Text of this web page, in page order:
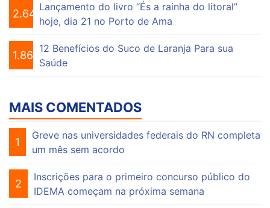
2.646
Lançamento do livro “És a rainha do litoral”
hoje, dia 21 no Porto de Ama
1.863
12 Benefícios do Suco de Laranja Para sua
Saúde
MAIS COMENTADOS
1
Greve nas universidades federais do RN completa
um mês sem acordo
2
Inscrições para o primeiro concurso público do
IDEMA começam na próxima semana